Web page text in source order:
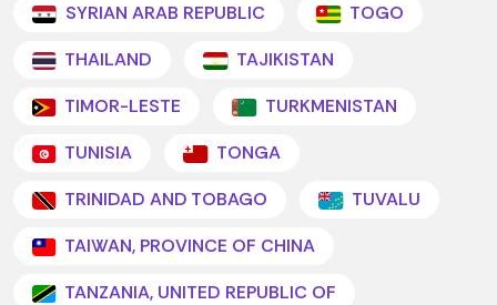
SYRIAN ARAB REPUBLIC
TOGO
THAILAND
TAJIKISTAN
TIMOR-LESTE
TURKMENISTAN
TUNISIA
TONGA
TRINIDAD AND TOBAGO
TUVALU
TAIWAN, PROVINCE OF CHINA
TANZANIA, UNITED REPUBLIC OF